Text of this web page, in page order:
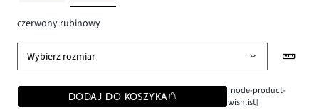
czerwony rubinowy
Wybierz rozmiar
DODAJ DO KOSZYKA
[node-product-
wishlist]